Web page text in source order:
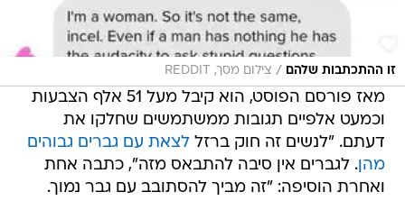
זו ההתכתבות שלהם / צילום מסך, REDDIT
מאז פורסם הפוסט, הוא קיבל מעל 51 אלף הצבעות
וכמעט אלפיים תגובות ממשתמשים שחלקו את
דעתם. "לנשים זה חוק ברזללצאת עם גברים גבוהים
מהן. לגברים אין סיבה להתבאס מזה", כתבה אחת
ואחרת הוסיפה: "זה מביך להסתובב עם גבר נמוך.